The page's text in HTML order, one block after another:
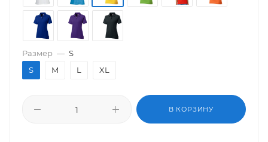
Размер — S
S
M L XL
В КОРЗИНУ